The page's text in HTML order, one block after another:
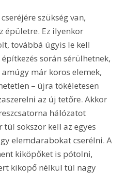
szükség van,
Ez ilyenkor
továbbá úgyis le kell
során sérülhetnek,
már koros elemek,
– újra tökéletesen
az új tetőre. Akkor
hálózatot
sokszor kell az egyes
elemdarabokat cserélni. A
kiköpőket is pótolni,
kiköpő nélkül túl nagy